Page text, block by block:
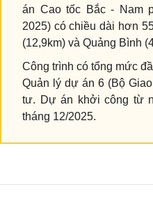
án Cao tốc Bắc - Nam
2025) có chiều dài hơn
(12,9km) và Quảng Bình
Công trình có tổng mức
Quản lý dự án 6 (Bộ
tư. Dự án khởi công từ
tháng 12/2025.